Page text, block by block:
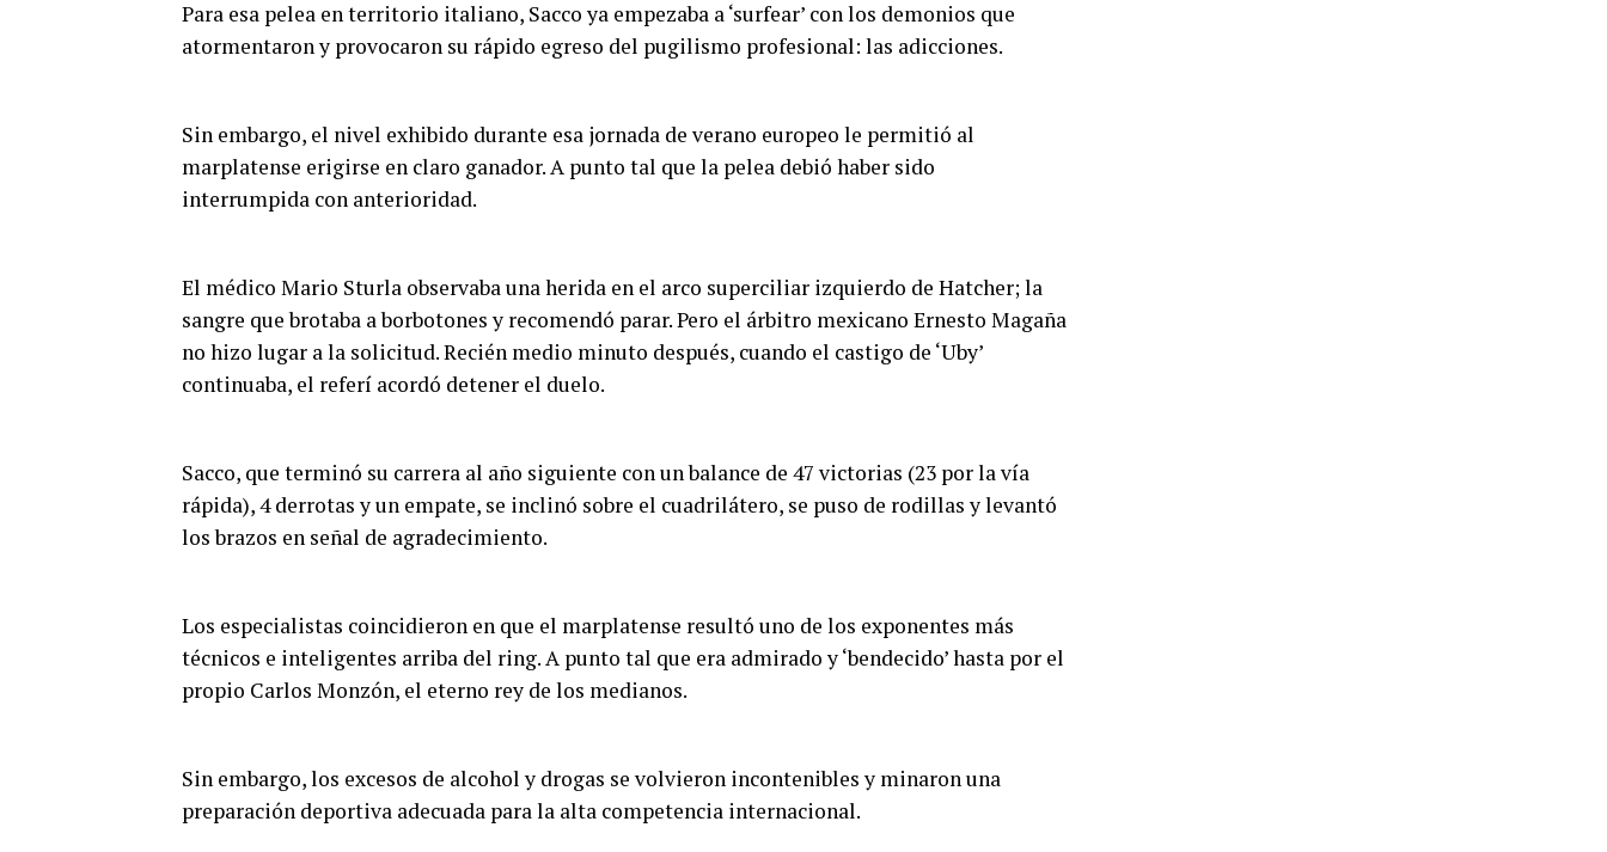
Para esa pelea en territorio italiano, Sacco ya empezaba a ‘surfear’ con los demonios que
atormentaron y provocaron su rápido egreso del pugilismo profesional: las adicciones.
Sin embargo, el nivel exhibido durante esa jornada de verano europeo le permitió al
marplatense erigirse en claro ganador. A punto tal que la pelea debió haber sido
interrumpida con anterioridad.
El médico Mario Sturla observaba una herida en el arco superciliar izquierdo de Hatcher; la
sangre que brotaba a borbotones y recomendó parar. Pero el árbitro mexicano Ernesto Magaña
no hizo lugar a la solicitud. Recién medio minuto después, cuando el castigo de ‘Uby’
continuaba, el referí acordó detener el duelo.
Sacco, que terminó su carrera al año siguiente con un balance de 47 victorias (23 por la vía
rápida), 4 derrotas y un empate, se inclinó sobre el cuadrilátero, se puso de rodillas y levantó
los brazos en señal de agradecimiento.
Los especialistas coincidieron en que el marplatense resultó uno de los exponentes más
técnicos e inteligentes arriba del ring. A punto tal que era admirado y ‘bendecido’ hasta por el
propio Carlos Monzón, el eterno rey de los medianos.
Sin embargo, los excesos de alcohol y drogas se volvieron incontenibles y minaron una
preparación deportiva adecuada para la alta competencia internacional.